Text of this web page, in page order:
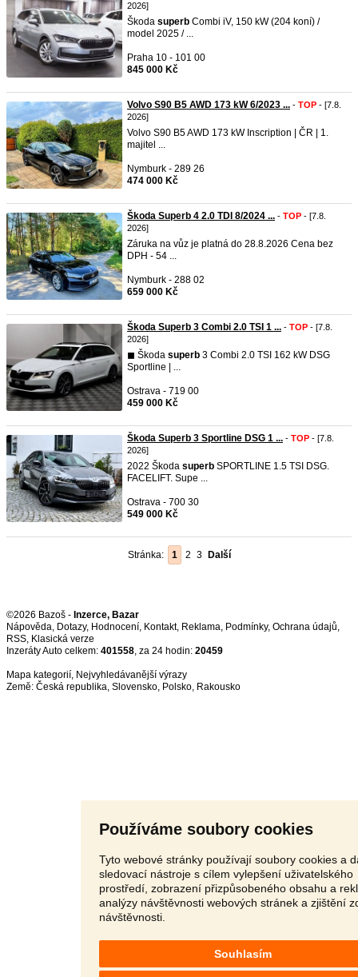
Používáme soubory cookies
Tyto webové stránky používají soubory cookies a
sledovací nástroje s cílem vylepšení uživatelského
prostředí, zobrazení přizpůsobeného obsahu a
analýzy návštěvnosti webových stránek a zjištění
návštěvnosti.
Souhlasím
2026]
Škoda superb Combi iV, 150 kW (204 koní) /
model 2025 / ...
Praha 10 - 101 00
845 000 Kč
Volvo S90 B5 AWD 173 kW 6/2023 ... - TOP - [7.8.
2026]
Volvo S90 B5 AWD 173 kW Inscription | ČR | 1.
majitel ...
Nymburk - 289 26
474 000 Kč
Škoda Superb 4 2.0 TDI 8/2024 ... - TOP - [7.8.
2026]
Záruka na vůz je platná do 28.8.2026 Cena bez
DPH - 54 ...
Nymburk - 288 02
659 000 Kč
Škoda Superb 3 Combi 2.0 TSI 1 ... - TOP - [7.8.
2026]
◼︎ Škoda superb 3 Combi 2.0 TSI 162 kW DSG
Sportline | ...
Ostrava - 719 00
459 000 Kč
Škoda Superb 3 Sportline DSG 1 ... - TOP - [7.8.
2026]
2022 Škoda superb SPORTLINE 1.5 TSI DSG.
FACELIFT. Supe ...
Ostrava - 700 30
549 000 Kč
Stránka: 1 2 3 Další
©2026 Bazoš - Inzerce, Bazar
Nápověda, Dotazy, Hodnocení, Kontakt, Reklama, Podmínky, Ochrana údajů,
RSS,
Inzeráty Auto celkem: 401558, za 24 hodin: 20459
Mapa kategorií, Nejvyhledávanější výrazy
Země: Česká republika, Slovensko, Polsko, Rakousko